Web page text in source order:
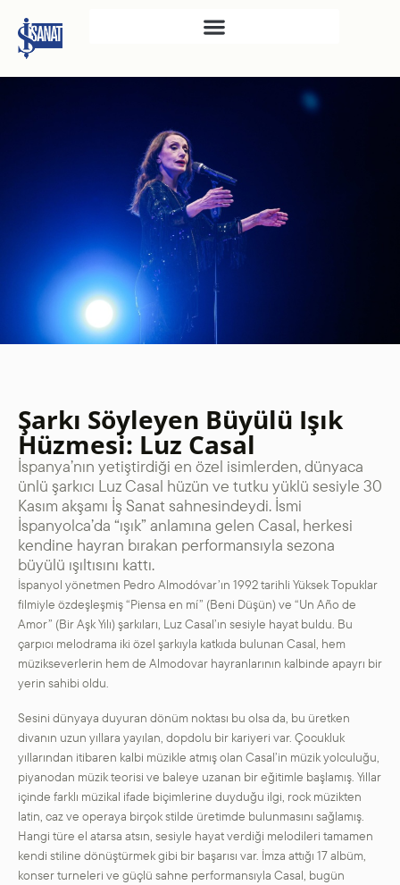
SAHNE SANATLARI
TÜRKIYE İŞ BANKASI
RESIM HEYKEL MÜZESI
TÜRKIYE İŞ BANKASI
MÜZESI
İKTISADI BAĞIMSIZLIK
MÜZESI
ATATÜRK KÜTÜPHANESI
SANAT GALERILERI
Şarkı Söyleyen Büyülü Işık
Hüzmesi: Luz Casal
İspanya’nın yetiştirdiği en özel isimlerden, dünyaca
ünlü şarkıcı Luz Casal hüzün ve tutku yüklü sesiyle 30
Kasım akşamı İş Sanat sahnesindeydi. İsmi
İspanyolca’da “ışık” anlamına gelen Casal, herkesi
kendine hayran bırakan performansıyla sezona
büyülü ışıltısını kattı.
İspanyol yönetmen Pedro Almodóvar’ın 1992 tarihli Yüksek Topuklar
filmiyle özdeşleşmiş “Piensa en mí” (Beni Düşün) ve “Un Año de
Amor” (Bir Aşk Yılı) şarkıları, Luz Casal’ın sesiyle hayat buldu. Bu
çarpıcı melodrama iki özel şarkıyla katkıda bulunan Casal, hem
müzikseverlerin hem de Almodovar hayranlarının kalbinde apayrı bir
yerin sahibi oldu.
Sesini dünyaya duyuran dönüm noktası bu olsa da, bu üretken
divanın uzun yıllara yayılan, dopdolu bir kariyeri var. Çocukluk
yıllarından itibaren kalbi müzikle atmış olan Casal’in müzik yolculuğu,
piyanodan müzik teorisi ve baleye uzanan bir eğitimle başlamış. Yıllar
içinde farklı müzikal ifade biçimlerine duyduğu ilgi, rock müzikten
latin, caz ve operaya birçok stilde üretimde bulunmasını sağlamış.
Hangi türe el atarsa atsın, sesiyle hayat verdiği melodileri tamamen
kendi stiline dönüştürmek gibi bir başarısı var. İmza attığı 17 albüm,
konser turneleri ve güçlü sahne performansıyla Casal, bugün